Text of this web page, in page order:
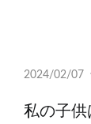
2024/02/07
私の子供